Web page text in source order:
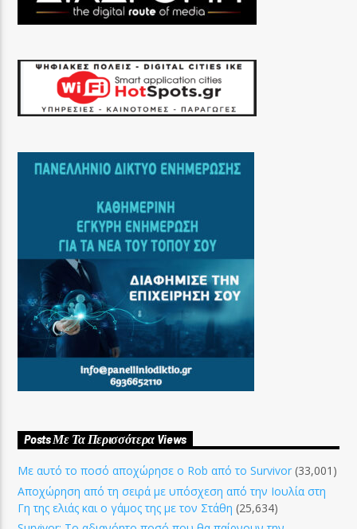
Posts Με Τα Περισσότερα Views
Με αυτό το ποσό αποχώρησε ο Rob από το Survivor (33,001)
Αποχώρηση από τη σειρά με υπόσχεση από την Ιουλία στη
Γη της ελιάς και ο γάμος της με τον Στάθη (25,634)